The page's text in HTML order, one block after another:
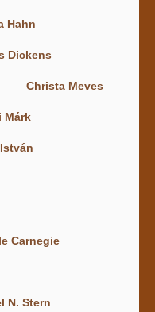
Hahn
Dickens
Christa Meves
Márk
Carnegie
N. Stern